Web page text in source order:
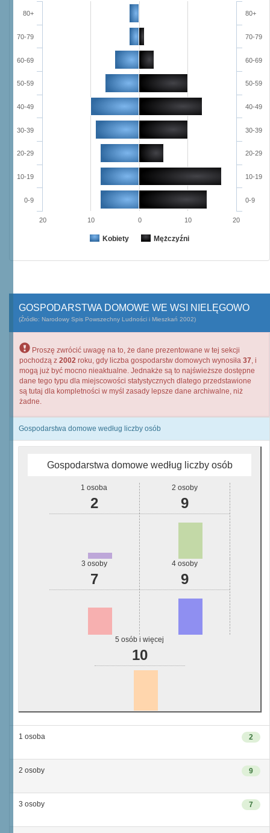
Kobiety Mężczyźni
0-9
10-19
20-29
30-39
40-49
50-59
60-69
70-79
80+
0-9
10-19
20-29
30-39
40-49
50-59
60-69
70-79
80+
20 10 0 10 20
GOSPODARSTWA DOMOWE WE WSI NIELĘGOWO
(Źródło: Narodowy Spis Powszechny Ludności i Mieszkań 2002)
Proszę zwrócić uwagę na to, że dane prezentowane w tej sekcji
pochodzą z 2002 roku, gdy liczba gospodarstw domowych wynosiła 37, i
mogą już być mocno nieaktualne. Jednakże są to najświeższe dostępne
dane tego typu dla miejscowości statystycznych dlatego przedstawione
są tutaj dla kompletności w myśl zasady lepsze dane archiwalne, niż
żadne.
Gospodarstwa domowe według liczby osób
Gospodarstwa domowe według liczby osób
1 osoba
2
2 osoby
9
3 osoby
7
4 osoby
9
5 osób i więcej
10
2
1 osoba
9
2 osoby
7
3 osoby